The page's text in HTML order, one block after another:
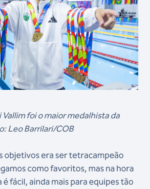
Vallim foi o maior medalhista da
Leo Barrilari/COB
objetivos era ser tetracampeão
como favoritos, mas na hora
é fácil, ainda mais para equipes tão